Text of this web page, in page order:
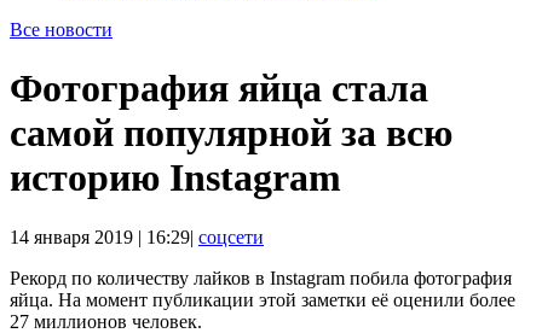
Все новости
Фотография яйца стала
самой популярной за всю
историю Instagram
14 января 2019 | 16:29| соцсети
Рекорд по количеству лайков в Instagram побила фотография
яйца. На момент публикации этой заметки её оценили более
27 миллионов человек.